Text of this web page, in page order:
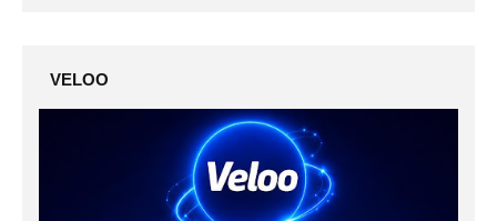
VELOO